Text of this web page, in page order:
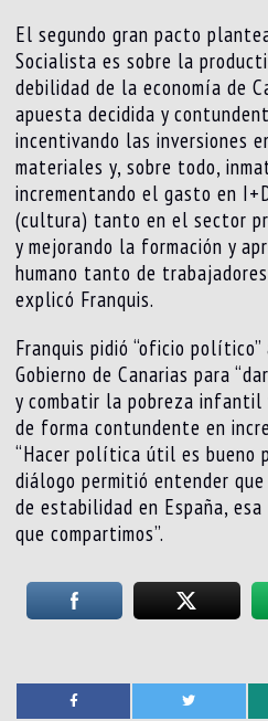
El segundo gran pacto
Socialista es sobre la
debilidad de la economía de
apuesta decidida y
incentivando las inversiones
materiales y, sobre todo,
incrementando el gasto en
(cultura) tanto en el sector
y mejorando la formación y
humano tanto de
explicó Franquis.
Franquis pidió “oficio
Gobierno de Canarias para
y combatir la pobreza infantil
de forma contundente en
“Hacer política útil es bueno
diálogo permitió entender
de estabilidad en España,
que compartimos”.